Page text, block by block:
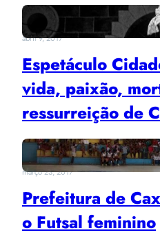
abril 9, 2017
Espetáculo
vida, paixão,
ressurreição de
março 23, 2017
Prefeitura de
o Futsal feminino